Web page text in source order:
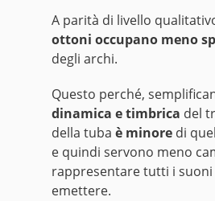
A parità di livello
ottoni occupano meno
degli archi.
Questo perché,
dinamica e timbrica del
della tuba è minore di
e quindi servono meno
rappresentare tutti i suoni
emettere.